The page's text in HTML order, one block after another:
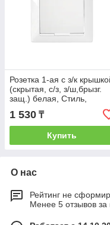
Розетка 1-ая с з/к
(скрытая, с/з, з/ш,брызг.
защ.) белая, Стиль,
Bylectrica
1 530 ₸
Купить
О нас
Рейтинг не
Менее 5 отзывов за